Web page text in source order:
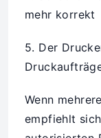
mehr korrekt
5. Der
Wenn
empfiehlt